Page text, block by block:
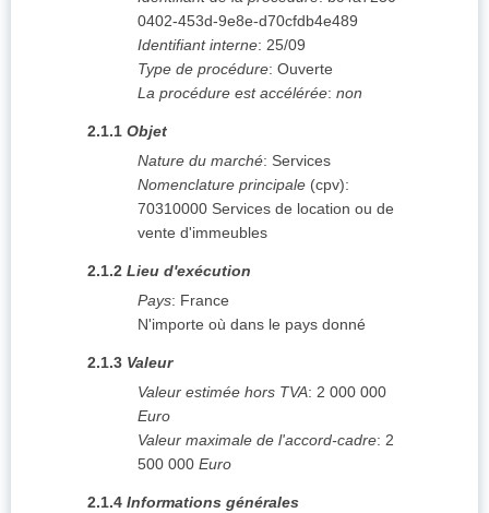
0402-453d-9e8e-d70cfdb4e489
Identifiant interne: 25/09
Type de procédure: Ouverte
La procédure est accélérée: non
2.1.1 Objet
Nature du marché: Services
Nomenclature principale (cpv):
70310000 Services de location ou de
vente d'immeubles
2.1.2 Lieu d'exécution
Pays: France
N'importe où dans le pays donné
2.1.3 Valeur
Valeur estimée hors TVA: 2 000 000
Euro
Valeur maximale de l'accord-cadre: 2
500 000 Euro
2.1.4 Informations générales